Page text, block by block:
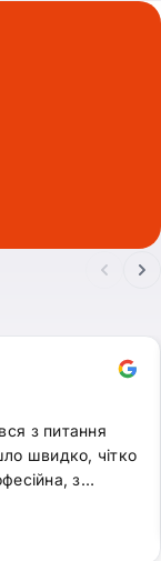
з питання
швидко, чітко
з…